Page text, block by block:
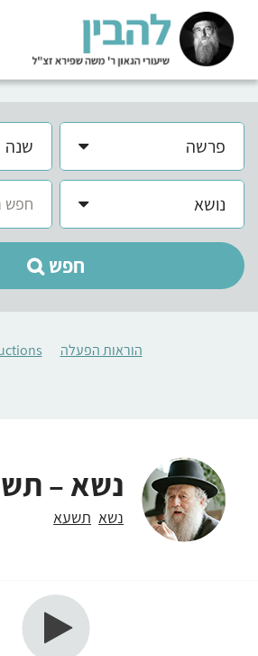
פרשה שנה
נושא
חפש
הוראות הפעלה
נשא –
נשא תשעא